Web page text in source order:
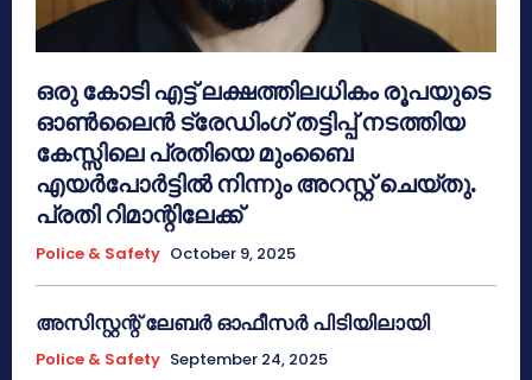
ഒരു കോടി എട്ട് ലക്ഷത്തിലധികം രൂപയുടെ
ഓൺലൈൻ ട്രേഡിംഗ് തട്ടിപ്പ് നടത്തിയ
കേസ്സിലെ പ്രതിയെ മുംബൈ
എയർപോർട്ടിൽ നിന്നും അറസ്റ്റ് ചെയ്തു.
പ്രതി റിമാന്റിലേക്ക്
Police & Safety October 9, 2025
അസിസ്റ്റന്റ് ലേബർ ഓഫീസർ പിടിയിലായി
Police & Safety September 24, 2025